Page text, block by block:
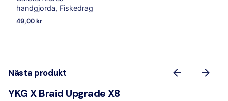
handgjorda Fiskedrag
49,00 kr
Nästa produkt
YKG X Braid Upgrade X8